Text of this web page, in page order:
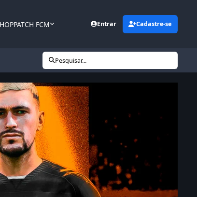
PATCH FCM Entrar Cadastre-se
Pesquisar...